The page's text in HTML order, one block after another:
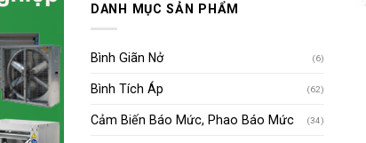
DANH MỤC SẢN PHẨM
Bình Giãn Nở (6)
Bình Tích Áp (62)
Cảm Biến Báo Mức, Phao Báo Mức (34)